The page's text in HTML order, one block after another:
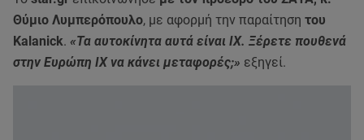
Θύμιο Λυμπερόπουλο, με αφορμή την παραίτηση του
Kalanick. «Τα αυτοκίνητα αυτά είναι ΙΧ. Ξέρετε πουθενά
στην Ευρώπη ΙΧ να κάνει μεταφορές;» εξηγεί.